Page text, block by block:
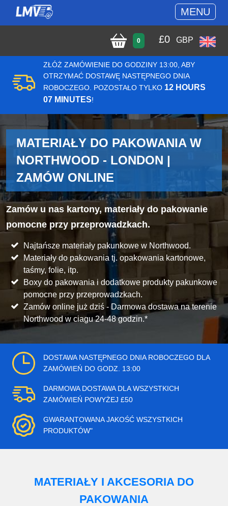
MENU
0 £0 GBP
ZŁÓŻ ZAMÓWIENIE DO GODZINY 13:00, ABY
OTRZYMAĆ DOSTAWĘ NASTĘPNEGO DNIA
ROBOCZEGO. POZOSTAŁO TYLKO 12 HOURS
07 MINUTES!
MATERIAŁY DO PAKOWANIA W
NORTHWOOD - LONDON |
ZAMÓW ONLINE
Zamów u nas kartony, materiały do pakowanie
pomocne przy przeprowadzkach.
Najtańsze materiały pakunkowe w Northwood.
Materiały do pakowania tj. opakowania kartonowe,
taśmy, folie, itp.
Boxy do pakowania i dodatkowe produkty pakunkowe
pomocne przy przeprowadzkach.
Zamów online już dziś - Darmowa dostawa na terenie
Northwood w ciagu 24-48 godzin.*
DOSTAWA NASTĘPNEGO DNIA ROBOCZEGO DLA
ZAMÓWIEŃ DO GODZ. 13:00
DARMOWA DOSTAWA DLA WSZYSTKICH
ZAMÓWIEŃ POWYŻEJ £50
GWARANTOWANA JAKOŚĆ WSZYSTKICH
PRODUKTÓW"
MATERIAŁY I AKCESORIA DO
PAKOWANIA